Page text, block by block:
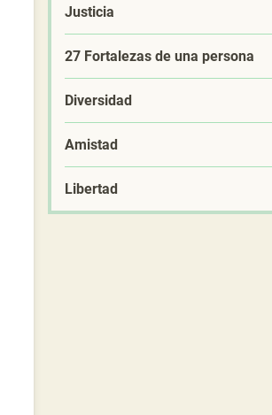
Justicia
27 Fortalezas de una persona
Diversidad
Amistad
Libertad